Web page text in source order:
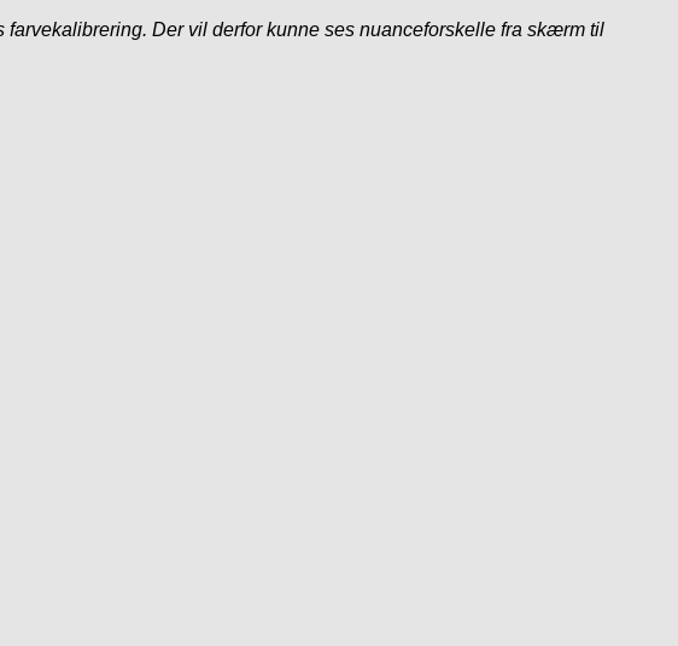
Der vil derfor kunne ses nuanceforskelle fra skærm til